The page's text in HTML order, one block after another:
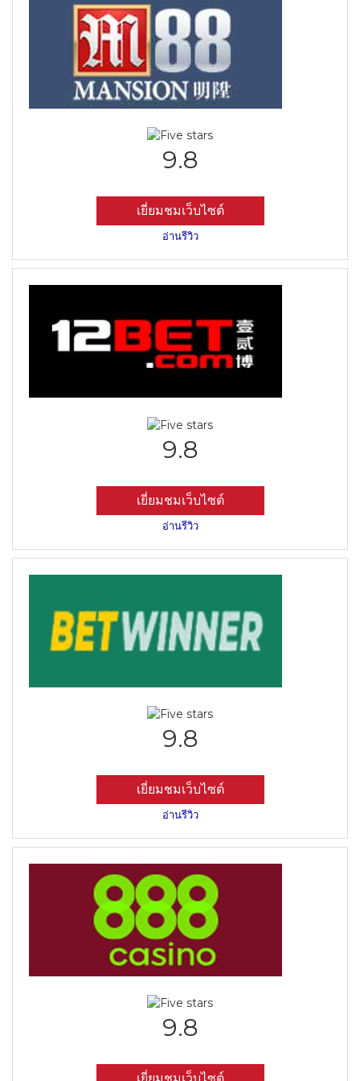
9.8
เยี่ยมชมเว็บไซต์
อ่านรีวิว
9.8
เยี่ยมชมเว็บไซต์
อ่านรีวิว
9.8
เยี่ยมชมเว็บไซต์
อ่านรีวิว
9.8